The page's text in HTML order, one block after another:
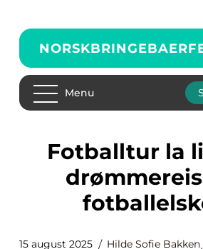
Menu
Fotballtur la liga: en
15 august 2025 Hilde Sofie Bakken